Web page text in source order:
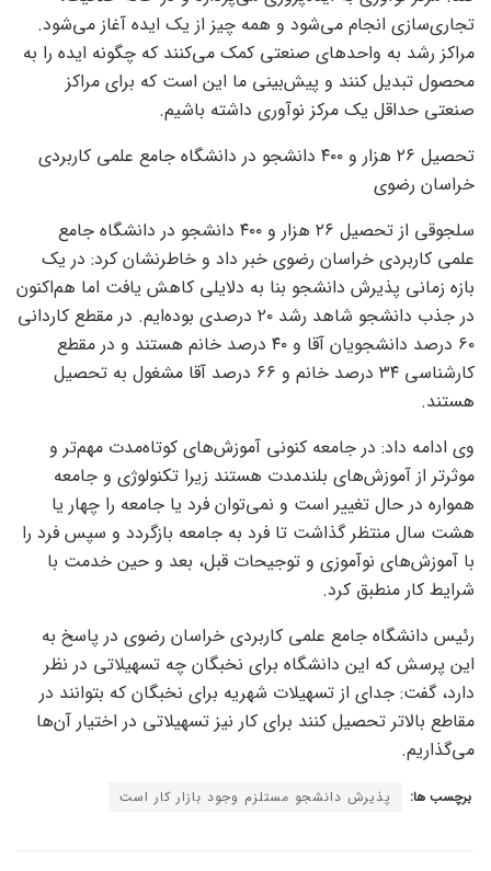
تجاری‌سازی انجام می‌شود و همه چیز از یک ایده آغاز می‌شود.
مراکز رشد به واحدهای صنعتی کمک می‌کنند که چگونه ایده را به
محصول تبدیل کنند و پیش‌بینی ما این است که برای مراکز
صنعتی حداقل یک مرکز نوآوری داشته باشیم.
تحصیل ۲۶ هزار و ۴۰۰ دانشجو در دانشگاه جامع علمی‌ کاربردی
خراسان رضوی
سلجوقی از تحصیل ۲۶ هزار و ۴۰۰ دانشجو در دانشگاه جامع
علمی‌ کاربردی خراسان رضوی خبر داد و خاطرنشان کرد: در یک
بازه زمانی پذیرش دانشجو بنا به دلایلی کاهش یافت اما هم‌اکنون
در جذب دانشجو شاهد رشد ۲۰ درصدی بوده‌ایم. در مقطع کاردانی
۶۰ درصد دانشجویان آقا و ۴۰ درصد خانم هستند و در مقطع
کارشناسی ۳۴ درصد خانم و ۶۶ درصد آقا مشغول به تحصیل
هستند.
وی ادامه داد: در جامعه کنونی آموزش‌های کوتاه‌مدت مهم‌تر و
موثرتر از آموزش‌های بلندمدت هستند زیرا تکنولوژی و جامعه
همواره در حال تغییر است و نمی‌توان فرد یا جامعه را چهار یا
هشت سال منتظر گذاشت تا فرد به جامعه بازگردد و سپس فرد را
با آموزش‌های نوآموزی و توجیحات قبل، بعد و حین خدمت با
شرایط کار منطبق کرد.
رئیس دانشگاه جامع علمی کاربردی خراسان رضوی در پاسخ به
این پرسش که این دانشگاه برای نخبگان چه تسهیلاتی در نظر
دارد، گفت: جدای از تسهیلات شهریه برای نخبگان که بتوانند در
مقاطع بالاتر تحصیل کنند برای کار نیز تسهیلاتی در اختیار آن‌ها
می‌گذاریم.
برچسب ها: پذیرش دانشجو مستلزم وجود بازار کار است